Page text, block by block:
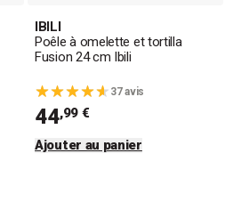
IBILI
Poêle à omelette et tortilla
Fusion 24 cm Ibili
37 avis
44,99 €
Ajouter au panier